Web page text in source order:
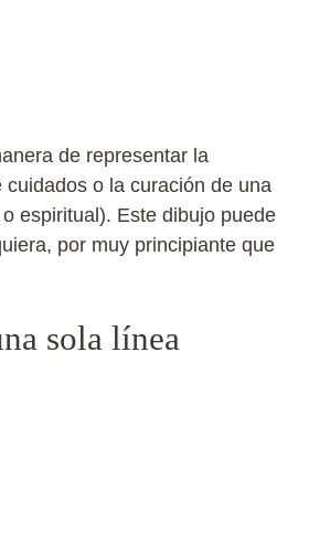
de representar la
cuidados o la curación de una
espiritual). Este dibujo puede
por muy principiante que
sola línea